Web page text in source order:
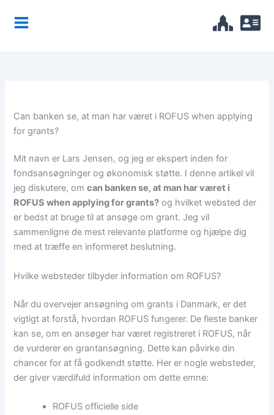
Can banken se, at man har været i ROFUS when applying
for grants?
Mit navn er Lars Jensen, og jeg er ekspert inden for
fondsansøgninger og økonomisk støtte. I denne artikel vil
jeg diskutere, omcan banken se, at man har været i
ROFUS when applying for grants? og hvilket websted der
er bedst at bruge til at ansøge om grant. Jeg vil
sammenligne de mest relevante platforme og hjælpe dig
med at træffe en informeret beslutning.
Hvilke websteder tilbyder information om ROFUS?
Når du overvejer ansøgning om grants i Danmark, er det
vigtigt at forstå, hvordan ROFUS fungerer. De fleste banker
kan se, om en ansøger har været registreret i ROFUS, når
de vurderer en grantansøgning. Dette kan påvirke din
chancer for at få godkendt støtte. Her er nogle websteder,
der giver værdifuld information om dette emne:
ROFUS officielle side